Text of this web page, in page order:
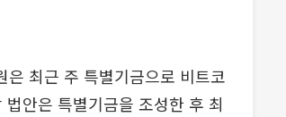
최근 주 특별기금으로 비트코
안은 특별기금을 조성한 후 최